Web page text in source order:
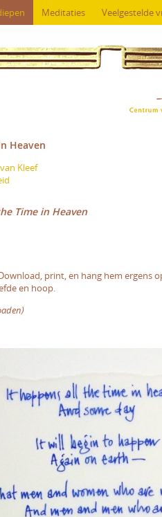
Meditaties Veelgestelde
Heaven
Kleef
Time in Heaven
print, en hang hem ergens
en hoop.